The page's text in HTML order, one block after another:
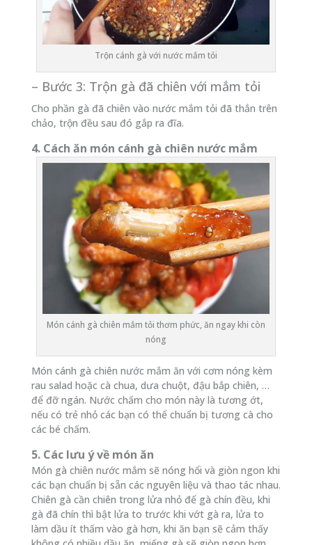
Trộn cánh gà với nước mắm tỏi
– Bước 3: Trộn gà đã chiên với mắm tỏi
Cho phần gà đã chiên vào nước mắm tỏi đã thắn trên
chảo, trộn đều sau đó gắp ra đĩa.
4. Cách ăn món cánh gà chiên nước mắm
Món cánh gà chiên mắm tỏi thơm phức, ăn ngay khi còn
nóng
Món cánh gà chiên nước mắm ăn với cơm nóng kèm
rau salad hoặc cà chua, dưa chuột, đậu bắp chiên, …
để đỡ ngán. Nước chấm cho món này là tương ớt,
nếu có trẻ nhỏ các bạn có thể chuẩn bị tương cà cho
các bé chấm.
5. Các lưu ý về món ăn
Món gà chiên nước mắm sẽ nóng hổi và giòn ngon khi
các bạn chuẩn bị sẵn các nguyên liệu và thao tác nhau.
Chiên gà cần chiên trong lửa nhỏ để gà chín đều, khi
gà đã chín thì bật lửa to trước khi vớt gà ra, lửa to
làm dầu ít thấm vào gà hơn, khi ăn bạn sẽ cảm thấy